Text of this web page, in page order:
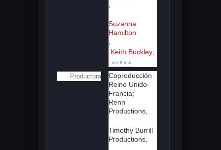
Suzanna
Hamilton
Keith Buckley
ver 8 más
Productora
Coproducción
Reino Unido-
Francia;
Renn
Productions,
Timothy Burrill
Productions,